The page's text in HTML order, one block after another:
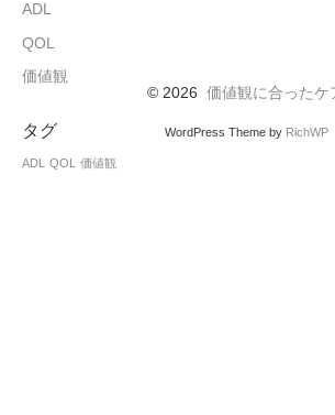
ADL
QOL
価値観
タグ
ADL QOL 価値観
© 2026 価値観に合ったケ
WordPress Theme by RichWP